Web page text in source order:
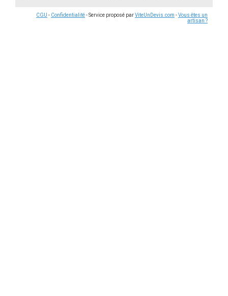
CGU - Confidentialité- Service proposé parViteUnDevis.com -Vous êtes un
artisan ?